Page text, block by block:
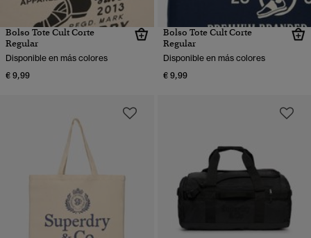
Bolso Tote Cult Corte
Regular
Disponible en más colores
€ 9,99
Bolso Tote Cult Corte
Regular
Disponible en más colores
€ 9,99